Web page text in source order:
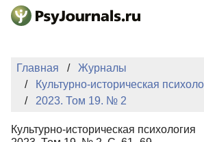
Перейти к основному содержанию
НОВОСТИ
КЛЮЧЕВЫЕ СЛОВА
Главная
Журналы
Культурно-историческая
2023. Том 19. № 2
Культурно-историческая психология